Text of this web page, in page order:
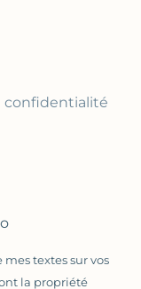
confidentialité
textes sur vos
la propriété